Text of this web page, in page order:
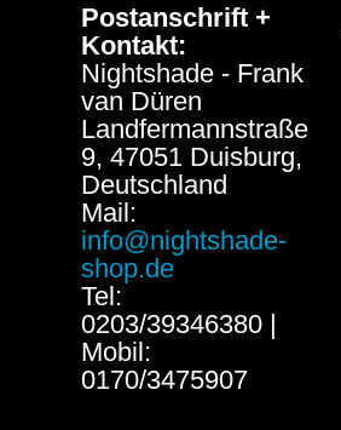
Postanschrift +
Kontakt:
Nightshade - Frank
van Düren
Landfermannstraße
9, 47051 Duisburg,
Deutschland
Mail:
info@nightshade-
shop.de
Tel:
0203/39346380 |
Mobil:
0170/3475907